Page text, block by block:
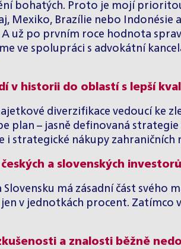
bohatých. Proto je mojí
Mexiko, Brazílie nebo
už po prvním roce hodnota
ve spolupráci s advokátní
v historii do oblastí s lepší
diverzifikace vedoucí
plan – jasně definovaná
i strategické nákupy zahraničních
a slovenských
má zásadní část
v jednotkách procent. Zatímco
a znalosti běžně